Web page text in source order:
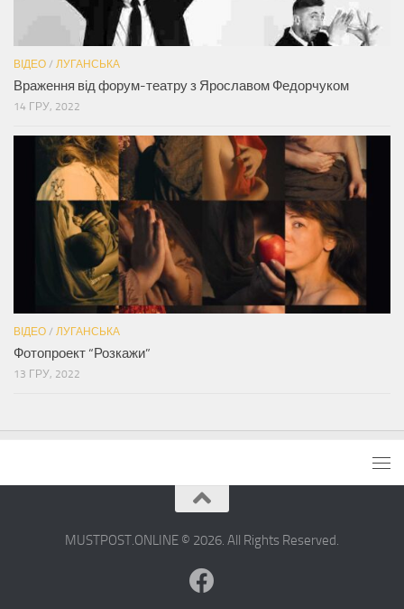
ВІДЕО / ЛУГАНСЬКА
Враження від форум-театру з Ярославом Федорчуком
14 ГРУ, 2022
ВІДЕО / ЛУГАНСЬКА
Фотопроект “Розкажи”
13 ГРУ, 2022
MUSTPOST.ONLINE © 2026. All Rights Reserved.